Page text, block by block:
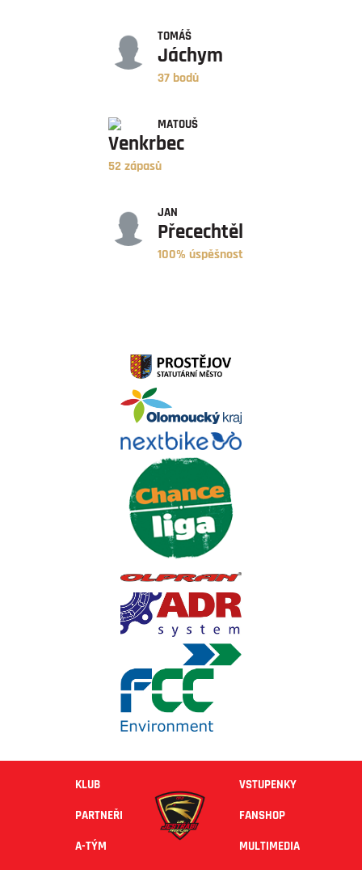
TOMÁŠ
Jáchym
37 bodů
MATOUŠ
Venkrbec
52 zápasů
JAN
Přecechtěl
100% úspěšnost
KLUB
PARTNEŘI
A-TÝM
VSTUPENKY
FANSHOP
MULTIMEDIA